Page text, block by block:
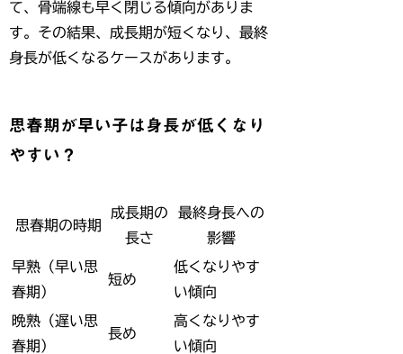
て、骨端線も早く閉じる傾向がありま
す。その結果、成長期が短くなり、最終
身長が低くなるケースがあります。
思春期が早い子は身長が低くなり
やすい？
思春期の時期
成長期の
長さ
最終身長への
影響
早熟（早い思
春期）
短め
低くなりやす
い傾向
晩熟（遅い思
春期）
長め
高くなりやす
い傾向